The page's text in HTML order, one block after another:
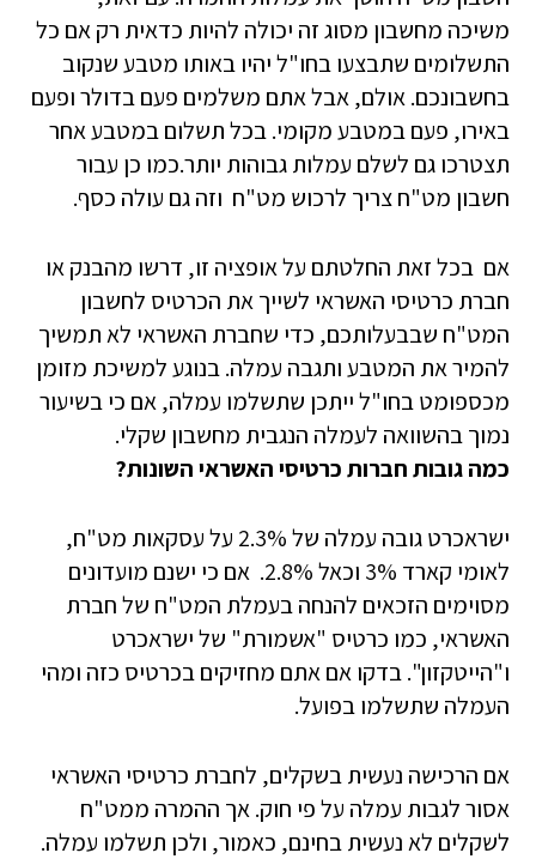
משיכה מחשבון מסוג זה יכולה להיות כדאית רק אם כל
התשלומים שתבצעו בחו"ל יהיו באותו מטבע שנקוב
בחשבונכם. אולם, אבל אתם משלמים פעם בדולר ופעם
באירו, פעם במטבע מקומי. בכל תשלום במטבע אחר
תצטרכו גם לשלם עמלות גבוהות יותר.כמו כן עבור
חשבון מט"ח צריך לרכוש מט"ח וזה גם עולה כסף.
אם בכל זאת החלטתם על אופציה זו, דרשו מהבנק או
חברת כרטיסי האשראי לשייך את הכרטיס לחשבון
המט"ח שבבעלותכם, כדי שחברת האשראי לא תמשיך
להמיר את המטבע ותגבה עמלה. בנוגע למשיכת מזומן
מכספומט בחו"ל ייתכן שתשלמו עמלה, אם כי בשיעור
נמוך בהשוואה לעמלה הנגבית מחשבון שקלי.
כמה גובות חברות כרטיסי האשראי השונות?
ישראכרט גובה עמלה של 2.3% על עסקאות מט"ח,
לאומי קארד 3% וכאל 2.8%. אם כי ישנם מועדונים
מסוימים הזכאים להנחה בעמלת המט"ח של חברת
האשראי, כמו כרטיס "אשמורת" של ישראכרט
ו"הייטקזון". בדקו אם אתם מחזיקים בכרטיס כזה ומהי
העמלה שתשלמו בפועל.
אם הרכישה נעשית בשקלים, לחברת כרטיסי האשראי
אסור לגבות עמלה על פי חוק. אך ההמרה ממט"ח
לשקלים לא נעשית בחינם, כאמור, ולכן תשלמו עמלה.